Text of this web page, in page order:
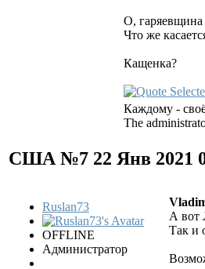
О,
Что же
Кащенка?
Каждому -
The
США №7 22 Янв 2021
Ruslan73
OFFLINE
Администратор
А вот
Так и